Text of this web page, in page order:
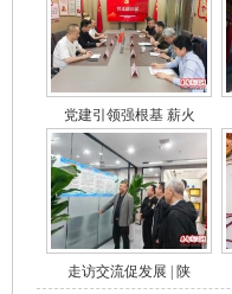
党建引领强根基 薪火
走访交流促发展 | 陕